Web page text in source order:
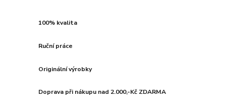
100% kvalita
Ruční práce
Originální výrobky
Doprava při nákupu nad 2.000,-Kč ZDARMA